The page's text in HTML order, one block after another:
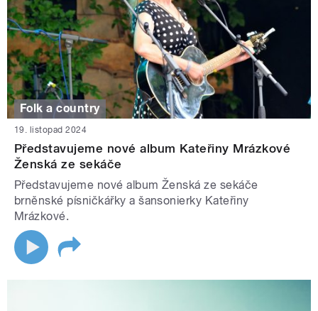
Folk a country
19. listopad 2024
Představujeme nové album Kateřiny Mrázkové
Ženská ze sekáče
Představujeme nové album Ženská ze sekáče
brněnské písničkářky a šansonierky Kateřiny
Mrázkové.